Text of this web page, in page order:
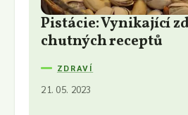
Pistácie: Vynikající
chutných receptů
ZDRAVÍ
21. 05. 2023